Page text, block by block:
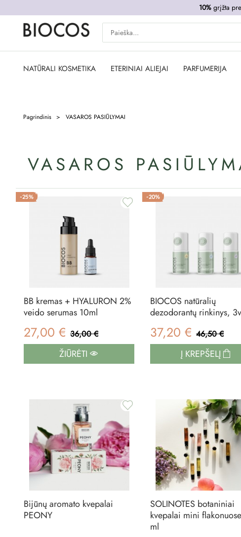
10% grįžta
NATŪRALI KOSMETIKA ETERINIAI ALIEJAI PARFUMERIJA
Pagrindinis VASAROS PASIŪLYMAI
VASAROS
-25%
BB kremas + HYALURON 2%
veido serumas 10ml
27,00 € 36,00 €
ŽIŪRĖTI
-20%
BIOCOS natūralių
dezodorantų rinkinys,
37,20 € 46,50 €
Į KREPŠELĮ
Bijūnų aromato kvepalai
PEONY
SOLINOTES botaniniai
kvepalai mini
ml